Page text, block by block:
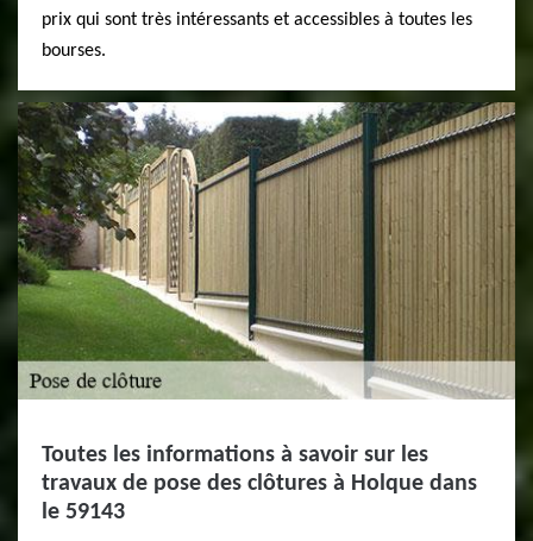
prix qui sont très intéressants et accessibles à toutes les
bourses.
Toutes les informations à savoir sur les
travaux de pose des clôtures à Holque dans
le 59143